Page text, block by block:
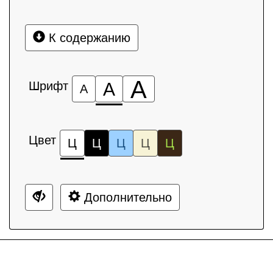
К содержанию
Шрифт А А А
Цвет Ц Ц Ц Ц Ц
Дополнительно